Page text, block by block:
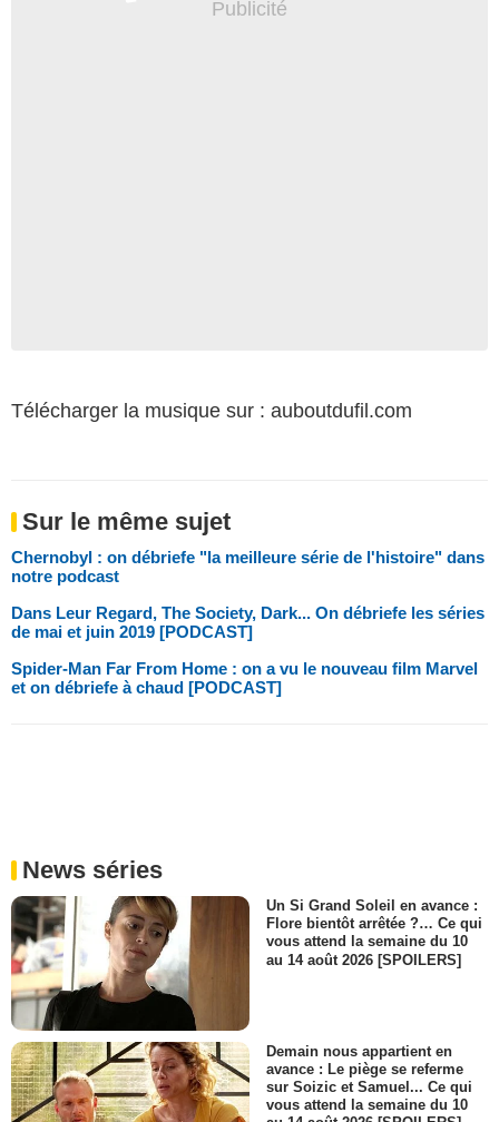
Télécharger la musique sur : auboutdufil.com
Sur le même sujet
Chernobyl : on débriefe "la meilleure série de l'histoire" dans
notre podcast
Dans Leur Regard, The Society, Dark... On débriefe les séries
de mai et juin 2019 [PODCAST]
Spider-Man Far From Home : on a vu le nouveau film Marvel
et on débriefe à chaud [PODCAST]
News séries
Un Si Grand Soleil en avance :
Flore bientôt arrêtée ?… Ce qui
vous attend la semaine du 10
au 14 août 2026 [SPOILERS]
Demain nous appartient en
avance : Le piège se referme
sur Soizic et Samuel... Ce qui
vous attend la semaine du 10